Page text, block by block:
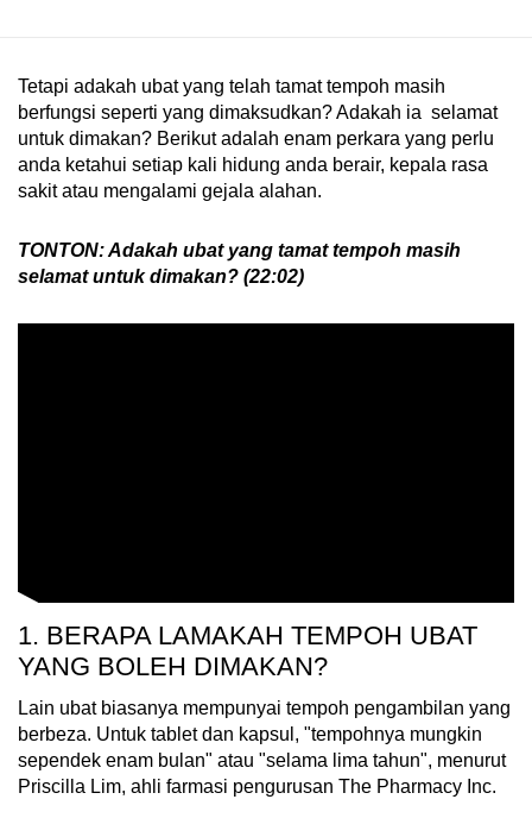
Tetapi adakah ubat yang telah tamat tempoh masih
berfungsi seperti yang dimaksudkan? Adakah ia selamat
untuk dimakan? Berikut adalah enam perkara yang perlu
anda ketahui setiap kali hidung anda berair, kepala rasa
sakit atau mengalami gejala alahan.
TONTON: Adakah ubat yang tamat tempoh masih
selamat untuk dimakan? (22:02)
1. BERAPA LAMAKAH TEMPOH UBAT
YANG BOLEH DIMAKAN?
Lain ubat biasanya mempunyai tempoh pengambilan yang
berbeza. Untuk tablet dan kapsul, "tempohnya mungkin
sependek enam bulan" atau "selama lima tahun", menurut
Priscilla Lim, ahli farmasi pengurusan The Pharmacy Inc.